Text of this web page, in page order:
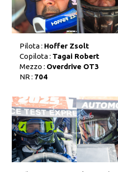
Pilota : Hoffer Zsolt
Copilota : Tagai Robert
Mezzo : Overdrive OT3
NR : 704